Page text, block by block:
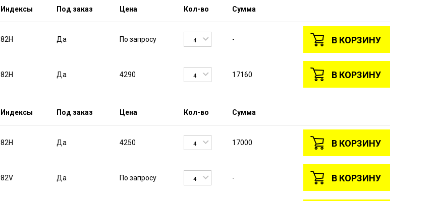
Индексы Под заказ Цена Кол-во Сумма
82H Да По запросу 4 - В КОРЗИНУ
82H Да 4290 4 17160 В КОРЗИНУ
Индексы Под заказ Цена Кол-во Сумма
82H Да 4250 4 17000 В КОРЗИНУ
82V Да По запросу 4 - В КОРЗИНУ